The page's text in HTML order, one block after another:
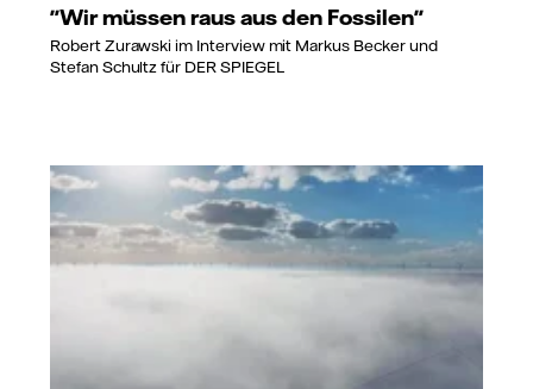
"Wir müssen raus aus den Fossilen"
Robert Zurawski im Interview mit Markus Becker und
Stefan Schultz für DER SPIEGEL